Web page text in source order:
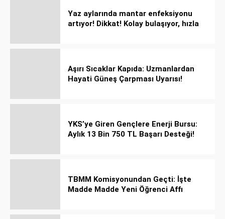
Yaz aylarında mantar enfeksiyonu
artıyor! Dikkat! Kolay bulaşıyor, hızla
Aşırı Sıcaklar Kapıda: Uzmanlardan
Hayati Güneş Çarpması Uyarısı!
YKS’ye Giren Gençlere Enerji Bursu:
Aylık 13 Bin 750 TL Başarı Desteği!
TBMM Komisyonundan Geçti: İşte
Madde Madde Yeni Öğrenci Affı